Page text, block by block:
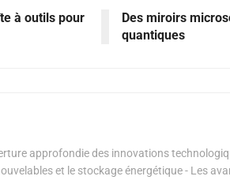
à outils pour
Des miroirs
quantiques
approfondie des innovations
et le stockage énergétique - Les